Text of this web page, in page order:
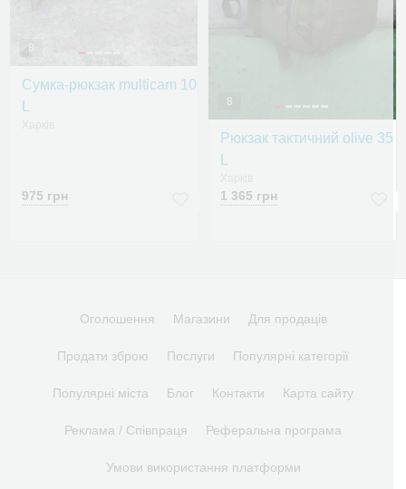
8
Сумка-рюкзак multicam 10
975 грн
8
Рюкзак тактичний olive 35
1 365 грн
Оголошення Магазини Для продаців
Продати зброю Послуги Популярні категорії
Популярні міста Блог Контакти Карта сайту
Реклама / Співпраця Реферальна програма
Умови використання платформи